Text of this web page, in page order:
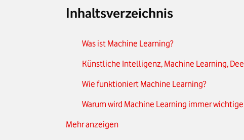
Inhaltsverzeichnis
Was ist Machine Learning?
Künstliche Intelligenz, Machine Learning,
Wie funktioniert Machine Learning?
Warum wird Machine Learning immer
Die verschiedenen Ansätze von Machine
Mehr anzeigen